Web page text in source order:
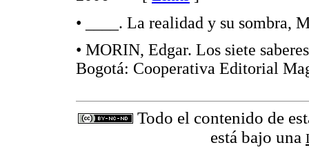
• ____. La realidad y su
• MORIN, Edgar. Los siete
Bogotá: Cooperativa Editorial
Todo el contenido de
está bajo una